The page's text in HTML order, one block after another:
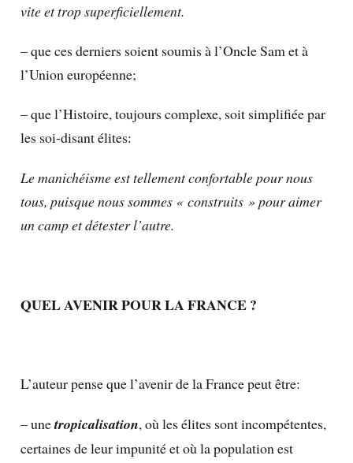
vite et trop superficiellement.
– que ces derniers soient soumis à l’Oncle Sam et à
l’Union européenne;
– que l’Histoire, toujours complexe, soit simplifiée par
les soi-disant élites:
Le manichéisme est tellement confortable pour nous
tous, puisque nous sommes « construits » pour aimer
un camp et détester l’autre.
QUEL AVENIR POUR LA FRANCE ?
L’auteur pense que l’avenir de la France peut être:
– unetropicalisation, où les élites sont incompétentes,
certaines de leur impunité et où la population est